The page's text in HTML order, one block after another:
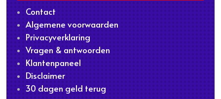
Contact
Algemene voorwaarden
Privacyverklaring
Vragen & antwoorden
Klantenpaneel
Disclaimer
30 dagen geld terug